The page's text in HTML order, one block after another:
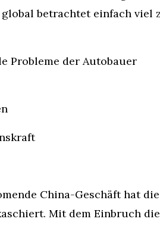
betrachtet einfach viel
Probleme der Autobauer
China-Geschäft hat die
Mit dem Einbruch